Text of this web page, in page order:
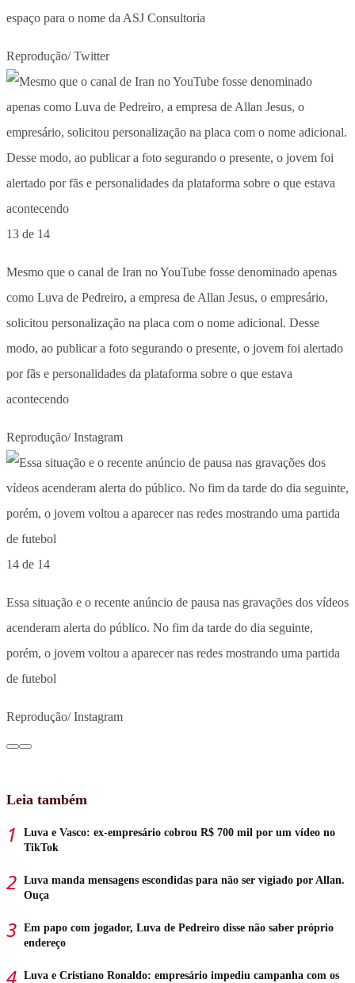
espaço para o nome da ASJ Consultoria
Reprodução/ Twitter
13 de 14
Mesmo que o canal de Iran no YouTube fosse denominado apenas
como Luva de Pedreiro, a empresa de Allan Jesus, o empresário,
solicitou personalização na placa com o nome adicional. Desse
modo, ao publicar a foto segurando o presente, o jovem foi alertado
por fãs e personalidades da plataforma sobre o que estava
acontecendo
Reprodução/ Instagram
14 de 14
Essa situação e o recente anúncio de pausa nas gravações dos vídeos
acenderam alerta do público. No fim da tarde do dia seguinte,
porém, o jovem voltou a aparecer nas redes mostrando uma partida
de futebol
Reprodução/ Instagram
Leia também
Luva e Vasco: ex-empresário cobrou R$ 700 mil por um vídeo no
TikTok
Luva manda mensagens escondidas para não ser vigiado por Allan.
Ouça
Em papo com jogador, Luva de Pedreiro disse não saber próprio
endereço
Luva e Cristiano Ronaldo: empresário impediu campanha com os